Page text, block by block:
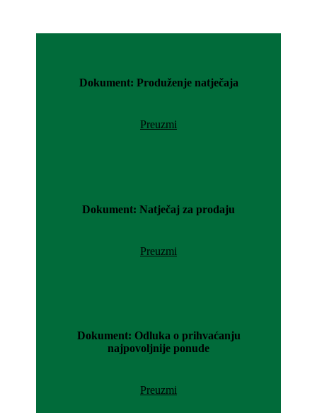
Dokument: Produženje natječaja
Preuzmi
Dokument: Natječaj za prodaju
Preuzmi
Dokument: Odluka o prihvaćanju
najpovoljnije ponude
Preuzmi